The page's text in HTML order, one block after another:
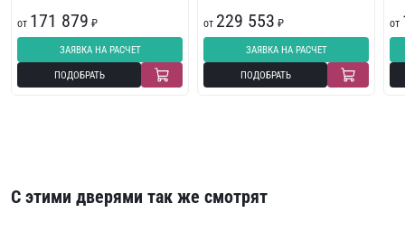
от 171 879 ₽
ЗАЯВКА НА РАСЧЕТ
ПОДОБРАТЬ
от 229 553 ₽
ЗАЯВКА НА РАСЧЕТ
ПОДОБРАТЬ
от
С этими дверями так же смотрят